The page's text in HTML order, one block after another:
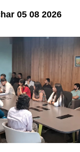
05 08 2026